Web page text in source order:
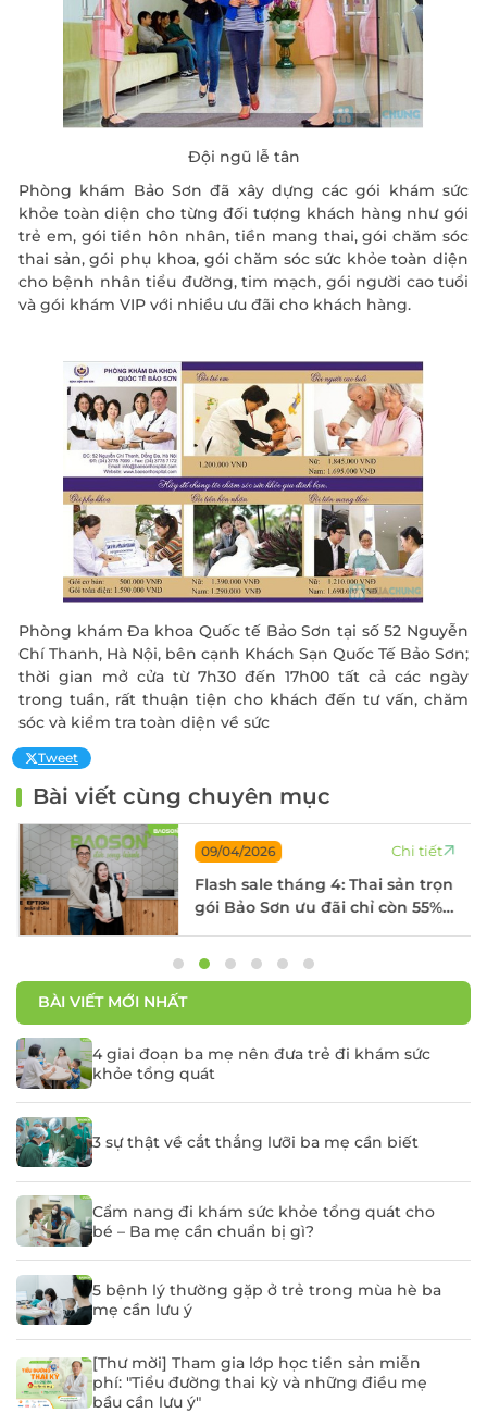
Đội ngũ lễ tân
Phòng khám Bảo Sơn đã xây dựng các gói khám sức
khỏe toàn diện cho từng đối tượng khách hàng như gói
trẻ em, gói tiền hôn nhân, tiền mang thai, gói chăm sóc
thai sản, gói phụ khoa, gói chăm sóc sức khỏe toàn diện
cho bệnh nhân tiểu đường, tim mạch, gói người cao tuổi
và gói khám VIP với nhiều ưu đãi cho khách hàng.
Phòng khám Đa khoa Quốc tế Bảo Sơn tại số 52 Nguyễn
Chí Thanh, Hà Nội, bên cạnh Khách Sạn Quốc Tế Bảo Sơn;
thời gian mở cửa từ 7h30 đến 17h00 tất cả các ngày
trong tuần, rất thuận tiện cho khách đến tư vấn, chăm
sóc và kiểm tra toàn diện về sức
Tweet
Bài viết cùng chuyên mục
09/04/2026
Flash sale tháng 4: Thai sản trọn
gói Bảo Sơn ưu đãi chỉ còn 55%
Chi tiết
BÀI VIẾT MỚI NHẤT
4 giai đoạn ba mẹ nên đưa trẻ đi khám sức
khỏe tổng quát
3 sự thật về cắt thắng lưỡi ba mẹ cần biết
Cẩm nang đi khám sức khỏe tổng quát cho
bé – Ba mẹ cần chuẩn bị gì?
5 bệnh lý thường gặp ở trẻ trong mùa hè ba
mẹ cần lưu ý
[Thư mời] Tham gia lớp học tiền sản miễn
phí: "Tiểu đường thai kỳ và những điều mẹ
bầu cần lưu ý"